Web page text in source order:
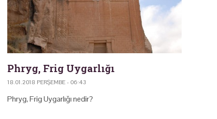
Phryg, Frig Uygarlığı
18.01.2018 PERŞEMBE - 06:43
Phryg, Frig Uygarlığı nedir?